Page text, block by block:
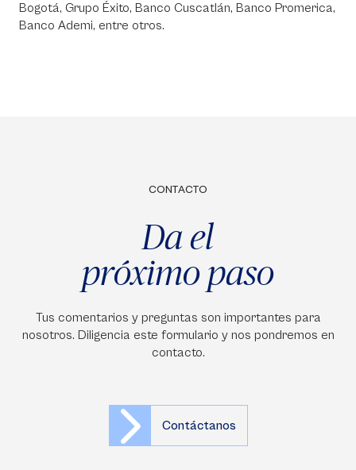
Bogotá, Grupo Éxito, Banco Cuscatlán, Banco Promerica,
Banco Ademi, entre otros.
CONTACTO
Da el
próximo paso
Tus comentarios y preguntas son importantes para
nosotros. Diligencia este formulario y nos pondremos en
contacto.
Contáctanos